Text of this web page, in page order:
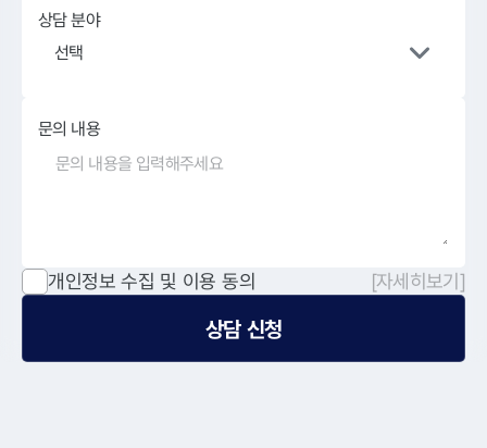
상담 분야
선택
문의 내용
개인정보 수집 및 이용 동의 [자세히보기]
상담 신청